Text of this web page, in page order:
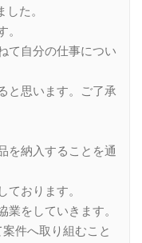
た。
て自分の仕事につい
と思います。ご了承
を納入することを通
おります。
をしていきます。
件へ取り組むこと